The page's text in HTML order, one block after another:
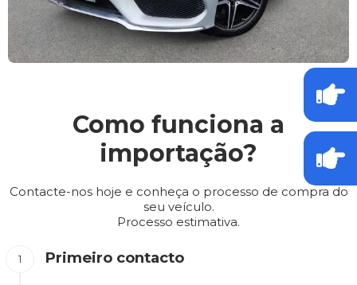
Como funciona a
importação?
Contacte-nos hoje e conheça o processo de compra do
seu veículo.
Processo estimativa.
Primeiro contacto